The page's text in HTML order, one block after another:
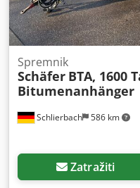
Schlierbach 586 km
Spremnik
Schäfer BTA, 1600
Bitumenanhänger
Zatražiti